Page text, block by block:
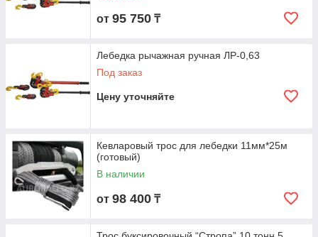
от 95 750 ₸
Лебедка рычажная ручная ЛР-0,63
Под заказ
Цену уточняйте
Кевларовый трос для лебедки 11мм*25м
(готовый)
В наличии
от 98 400 ₸